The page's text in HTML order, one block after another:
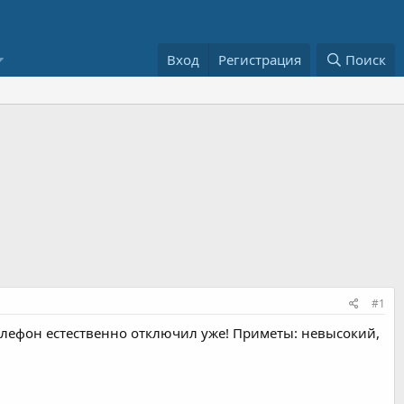
Вход Регистрация Поиск
#1
естественно отключил уже! Приметы: невысокий,